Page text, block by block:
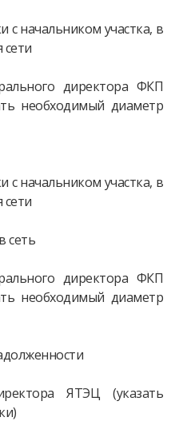
с начальником участка, в
сети
директора ФКП
необходимый диаметр
с начальником участка, в
сети
сеть
директора ФКП
необходимый диаметр
ЯТЭЦ (указать